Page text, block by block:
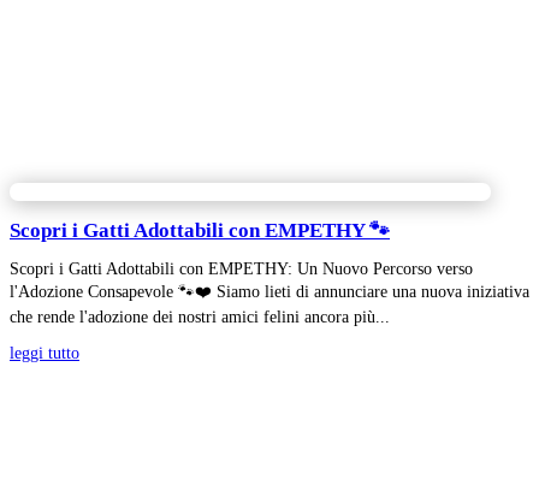
Scopri i Gatti Adottabili con EMPETHY 🐾
Scopri i Gatti Adottabili con EMPETHY: Un Nuovo Percorso verso
l'Adozione Consapevole 🐾❤️ Siamo lieti di annunciare una nuova iniziativa
che rende l'adozione dei nostri amici felini ancora più...
leggi tutto